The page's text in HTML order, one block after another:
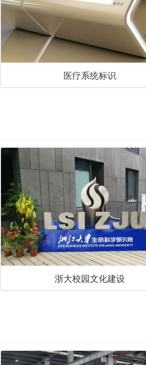
医疗系统标识
浙大校园文化建设